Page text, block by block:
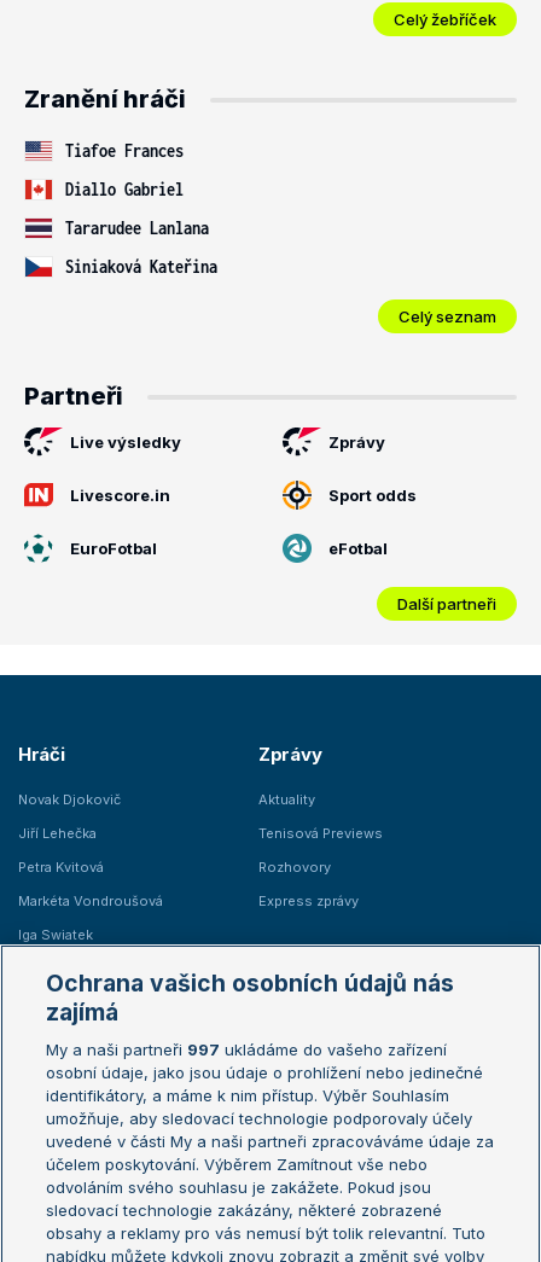
Celý žebříček
Zranění hráči
Tiafoe Frances
Diallo Gabriel
Tararudee Lanlana
Siniaková Kateřina
Celý seznam
Partneři
Live výsledky Zprávy
Livescore.in Sport odds
EuroFotbal eFotbal
Další partneři
Hráči
Novak Djokovič
Jiří Lehečka
Petra Kvitová
Markéta Vondroušová
Iga Swiatek
Zprávy
Aktuality
Tenisová Previews
Rozhovory
Express zprávy
Žebříčky
Žebříček ATP (muži)
Žebříček WTA (ženy)
Sázkařský žebříček
Australian Open
French Open
Wimbledon
US Open
Turnaj mistrů
Turnaj mistryň
Aktualní trendy
Ochrana vašich osobních údajů nás
zajímá
My a naši partneři 997 ukládáme do vašeho zařízení
osobní údaje, jako jsou údaje o prohlížení nebo jedinečné
identifikátory, a máme k nim přístup. Výběr Souhlasím
umožňuje, aby sledovací technologie podporovaly účely
uvedené v části My a naši partneři zpracováváme údaje za
účelem poskytování. Výběrem Zamítnout vše nebo
odvoláním svého souhlasu je zakážete. Pokud jsou
sledovací technologie zakázány, některé zobrazené
obsahy a reklamy pro vás nemusí být tolik relevantní. Tuto
nabídku můžete kdykoli znovu zobrazit a změnit své volby